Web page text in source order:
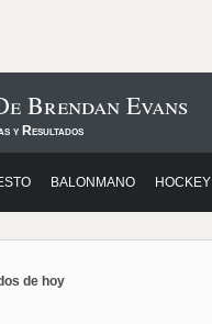
Brendan Evans
y Resultados
BALONMANO HOCKEY
de hoy